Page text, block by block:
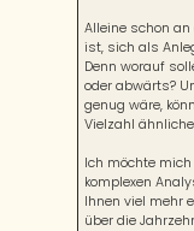
Alleine schon an
ist, sich als
Denn worauf
oder abwärts?
genug wäre,
Vielzahl
Ich möchte
komplexen
Ihnen viel mehr
über die